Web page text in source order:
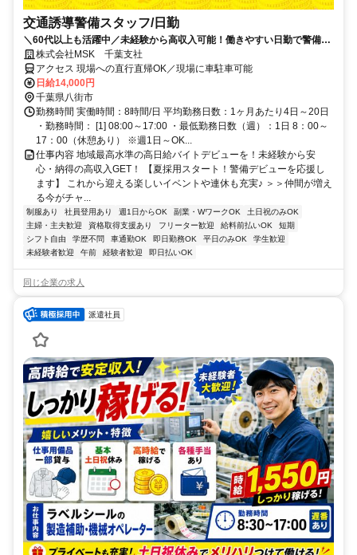
交通誘導警備スタッフ/日勤
＼60代以上も活躍中／未経験から高収入可能！働きやすい日勤で警備員
デビューをしませんか！【月収28万円可能・日払いもOK！】勤務3日前
までシフト申請可能！週1日～・短期もOK！未経験者大歓迎！幅広い年
代が活躍しています。
株式会社MSK 千葉支社
アクセス 現場への直行直帰OK／現場に車駐車可能
日給14,000円
千葉県八街市
勤務時間 実働時間：8時間/日 平均勤務日数：1ヶ月あたり4日～20日
・勤務時間： [1] 08:00～17:00 ・最低勤務日数（週）：1日 8：00～
17：00（休憩あり） ※週1日～OK...
仕事内容 地域最高水準の高日給バイトデビューを！未経験から安
心・納得の高収入GET！ 【夏採用スタート！警備デビューを応援し
ます】 これから迎える楽しいイベントや連休も充実♪ ＞＞仲間が増え
る今がチャ...
制服あり 社員登用あり 週1日からOK 副業・WワークOK
土日祝のみOK
主婦・主夫歓迎
資格取得支援あり フリーター歓迎 給料前払いOK
短期
シフト自由
学歴不問 車通勤OK 即日勤務OK 平日のみOK
学生歓迎
未経験者歓迎
午前 経験者歓迎 即日払いOK
同じ企業の求人
派遣社員